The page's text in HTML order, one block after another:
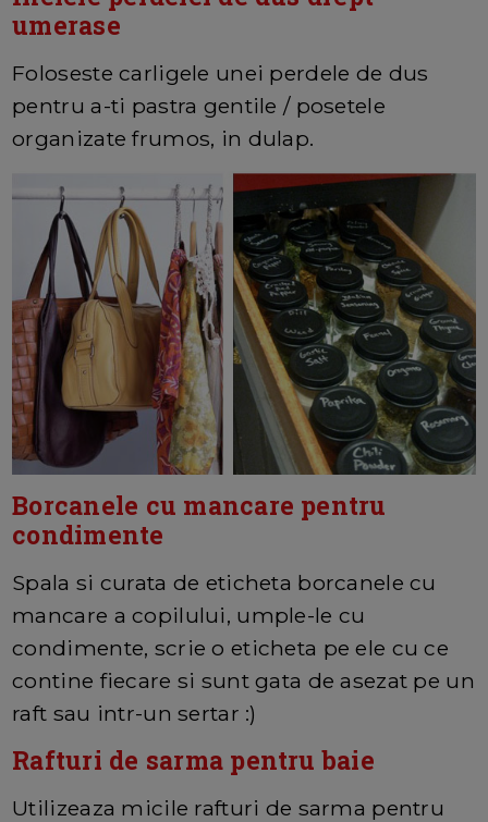
umerase
Foloseste carligele unei perdele de dus
pentru a-ti pastra gentile / posetele
organizate frumos, in dulap.
Borcanele cu mancare pentru
condimente
Spala si curata de eticheta borcanele cu
mancare a copilului, umple-le cu
condimente, scrie o eticheta pe ele cu ce
contine fiecare si sunt gata de asezat pe un
raft sau intr-un sertar :)
Rafturi de sarma pentru baie
Utilizeaza micile rafturi de sarma pentru